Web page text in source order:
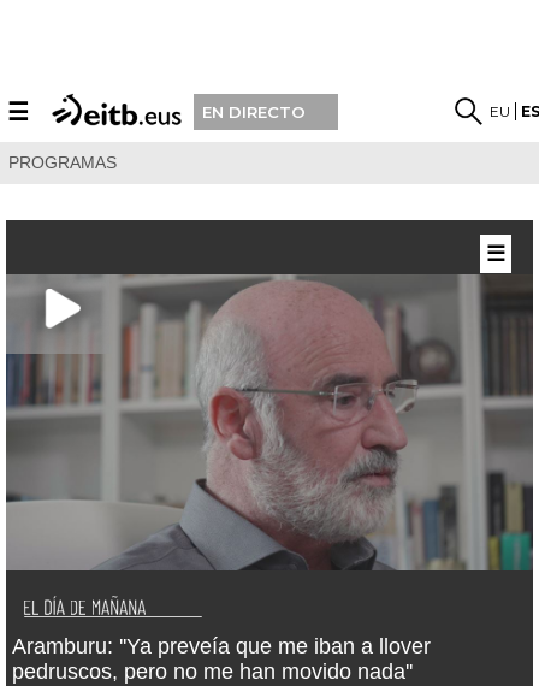
☰ EN DIRECTO EU
PROGRAMAS
Aramburu: ''Ya preveía que me iban a llover
pedruscos, pero no me han movido nada''
☰